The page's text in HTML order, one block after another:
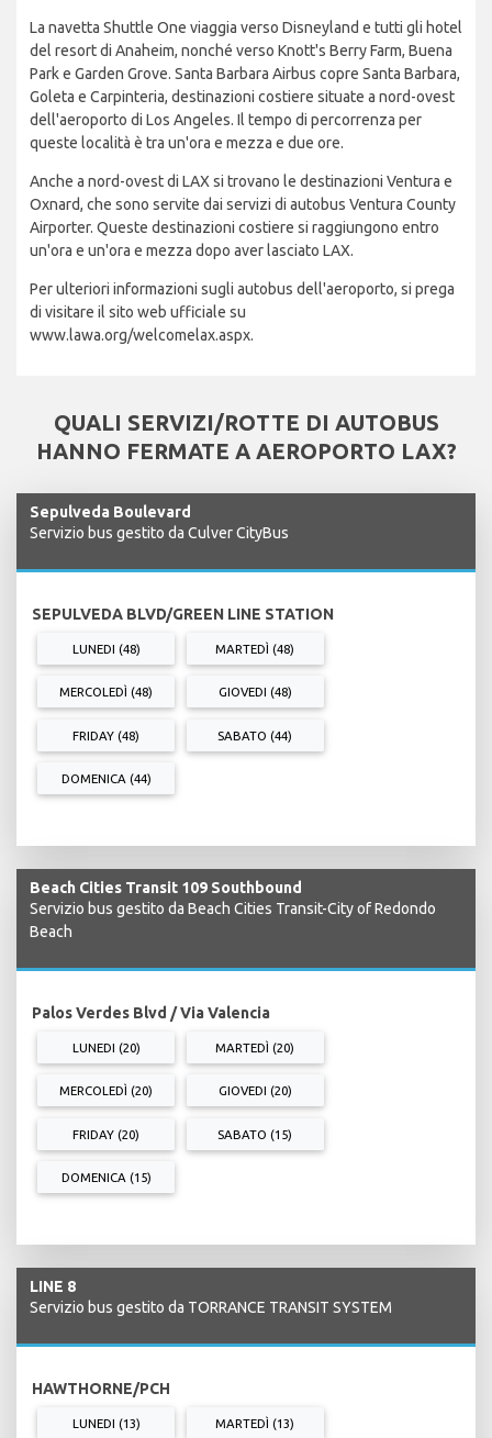
La navetta Shuttle One viaggia verso Disneyland e tutti gli hotel
del resort di Anaheim, nonché verso Knott's Berry Farm, Buena
Park e Garden Grove. Santa Barbara Airbus copre Santa Barbara,
Goleta e Carpinteria, destinazioni costiere situate a nord-ovest
dell'aeroporto di Los Angeles. Il tempo di percorrenza per
queste località è tra un'ora e mezza e due ore.
Anche a nord-ovest di LAX si trovano le destinazioni Ventura e
Oxnard, che sono servite dai servizi di autobus Ventura County
Airporter. Queste destinazioni costiere si raggiungono entro
un'ora e un'ora e mezza dopo aver lasciato LAX.
Per ulteriori informazioni sugli autobus dell'aeroporto, si prega
di visitare il sito web ufficiale su
www.lawa.org/welcomelax.aspx.
QUALI SERVIZI/ROTTE DI AUTOBUS
HANNO FERMATE A AEROPORTO LAX?
Sepulveda Boulevard
Servizio bus gestito da Culver CityBus
SEPULVEDA BLVD/GREEN LINE STATION
LUNEDI (48) MARTEDÌ (48)
MERCOLEDÌ (48) GIOVEDI (48)
FRIDAY (48) SABATO (44)
DOMENICA (44)
Beach Cities Transit 109 Southbound
Servizio bus gestito da Beach Cities Transit-City of Redondo
Beach
Palos Verdes Blvd / Via Valencia
LUNEDI (20) MARTEDÌ (20)
MERCOLEDÌ (20) GIOVEDI (20)
FRIDAY (20) SABATO (15)
DOMENICA (15)
LINE 8
Servizio bus gestito da TORRANCE TRANSIT SYSTEM
HAWTHORNE/PCH
LUNEDI (13) MARTEDÌ (13)